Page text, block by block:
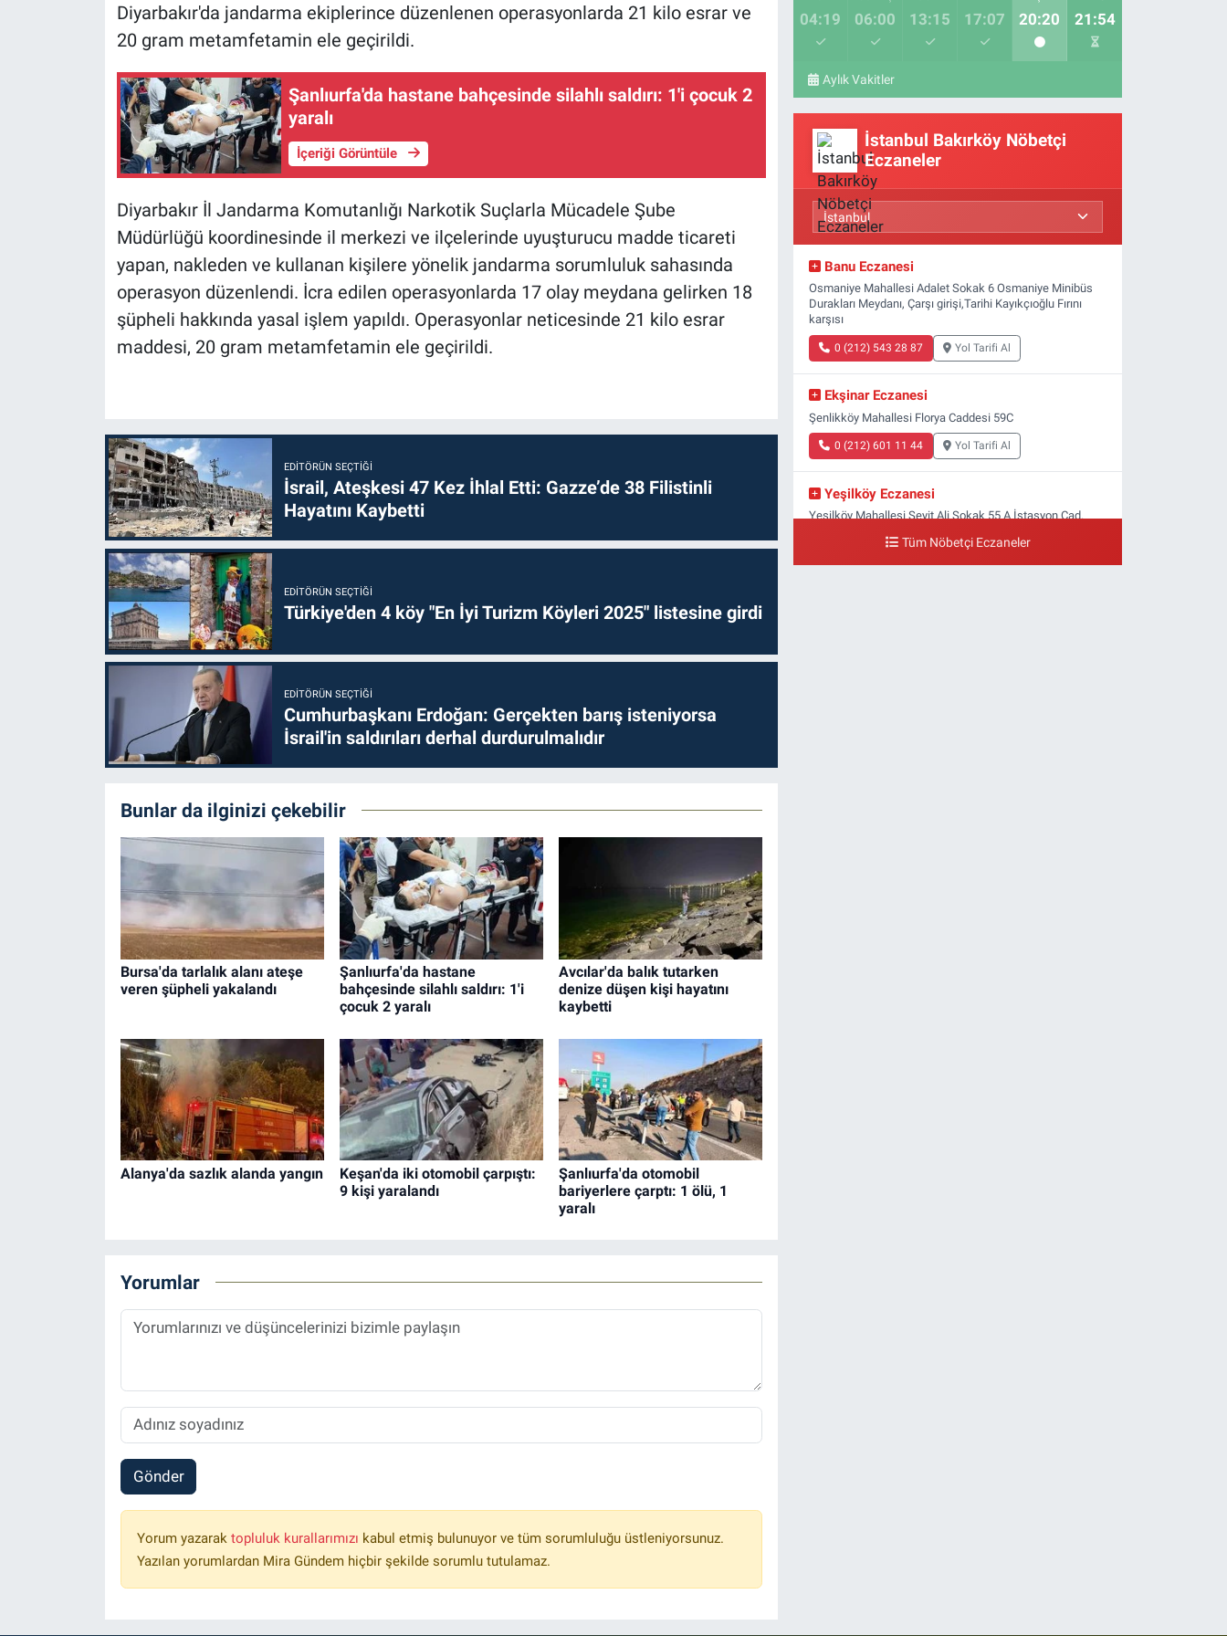
Diyarbakır'da jandarma ekiplerince düzenlenen operasyonlarda 21 kilo esrar ve
20 gram metamfetamin ele geçirildi.
Şanlıurfa'da hastane bahçesinde silahlı saldırı: 1'i çocuk 2
yaralı
İçeriği Görüntüle
Diyarbakır İl Jandarma Komutanlığı Narkotik Suçlarla Mücadele Şube
Müdürlüğü koordinesinde il merkezi ve ilçelerinde uyuşturucu madde ticareti
yapan, nakleden ve kullanan kişilere yönelik jandarma sorumluluk sahasında
operasyon düzenlendi. İcra edilen operasyonlarda 17 olay meydana gelirken 18
şüpheli hakkında yasal işlem yapıldı. Operasyonlar neticesinde 21 kilo esrar
maddesi, 20 gram metamfetamin ele geçirildi.
EDITÖRÜN SEÇTIĞI
İsrail, Ateşkesi 47 Kez İhlal Etti: Gazze’de 38 Filistinli
Hayatını Kaybetti
EDITÖRÜN SEÇTIĞI
Türkiye'den 4 köy "En İyi Turizm Köyleri 2025" listesine girdi
EDITÖRÜN SEÇTIĞI
Cumhurbaşkanı Erdoğan: Gerçekten barış isteniyorsa
İsrail'in saldırıları derhal durdurulmalıdır
Bunlar da ilginizi çekebilir
Bursa'da tarlalık alanı ateşe
veren şüpheli yakalandı
Şanlıurfa'da hastane
bahçesinde silahlı saldırı: 1'i
çocuk 2 yaralı
Avcılar'da balık tutarken
denize düşen kişi hayatını
kaybetti
Alanya'da sazlık alanda yangın
Keşan'da iki otomobil çarpıştı:
9 kişi yaralandı
Şanlıurfa'da otomobil
bariyerlere çarptı: 1 ölü, 1
yaralı
Yorumlar
Gönder
Yorum yazarak topluluk kurallarımızı kabul etmiş bulunuyor ve tüm sorumluluğu üstleniyorsunuz.
Yazılan yorumlardan Mira Gündem hiçbir şekilde sorumlu tutulamaz.
04:19 06:00 13:15 17:07 20:20 21:54
Aylık Vakitler
İstanbul Bakırköy Nöbetçi
Eczaneler
Banu Eczanesi
Osmaniye Mahallesi Adalet Sokak 6 Osmaniye Minibüs
Durakları Meydanı, Çarşı girişi,Tarihi Kayıkçıoğlu Fırını
karşısı
0 (212) 543 28 87 Yol Tarifi Al
Ekşinar Eczanesi
Şenlikköy Mahallesi Florya Caddesi 59C
0 (212) 601 11 44 Yol Tarifi Al
Yeşilköy Eczanesi
Yeşilköy Mahallesi Seyit Ali Sokak 55 A İstasyon Cad.
Tüm Nöbetçi Eczaneler